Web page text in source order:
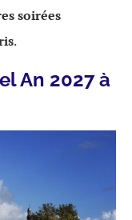
soirées
.
An 2027 à